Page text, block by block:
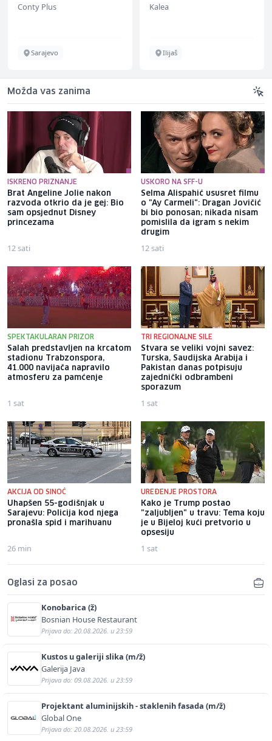
Conty Plus
Sarajevo
Kalea
Ilijaš
Možda vas zanima
ISKRENO PRIZNANJE
Brat Angeline Jolie nakon
razvoda otkrio da je gej: Bio
sam opsjednut Disney
princezama
12 sati
USKORO NA SFF-U
Selma Alispahić ususret filmu
o "Ay Carmeli": Dragan Jovičić
bi bio ponosan; nikada nisam
pomislila da igram s nekim
drugim
12 sati
SPEKTAKULARAN PRIZOR
Salah predstavljen na krcatom
stadionu Trabzonspora,
41.000 navijača napravilo
atmosferu za pamćenje
1 sat
TRI REGIONALNE SILE
Stvara se veliki vojni savez:
Turska, Saudijska Arabija i
Pakistan danas potpisuju
zajednički odbrambeni
sporazum
1 sat
AKCIJA OD SINOĆ
Uhapšen 55-godišnjak u
Sarajevu: Policija kod njega
pronašla spid i marihuanu
26 min
UREĐENJE PROSTORA
Kako je Trump postao
"zaljubljen" u travu: Tema koju
je u Bijeloj kući pretvorio u
opsesiju
1 sat
Oglasi za posao
Konobarica (ž)
Bosnian House Restaurant
Prijava do: 20.08.2026. u 23:59
Kustos u galeriji slika (m/ž)
Galerija Java
Prijava do: 09.08.2026. u 23:59
Projektant aluminijskih - staklenih fasada (m/ž)
Global One
Prijava do: 20.08.2026. u 23:59